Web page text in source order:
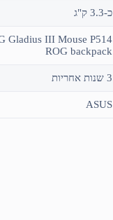
כ-3.3 ק"ג
Gladius III Mouse P514
ROG backpack
3 שנות אחריות
ASUS